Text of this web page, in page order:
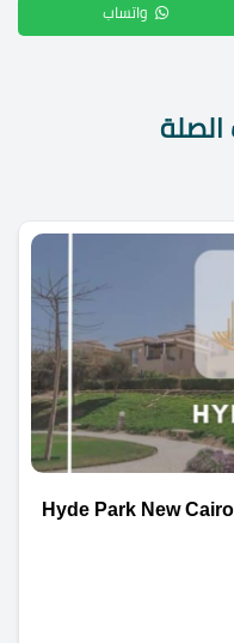
واتساب
الصلة
كمبوند هايد بارك التجمع الخامس Hyde Park New Cairo